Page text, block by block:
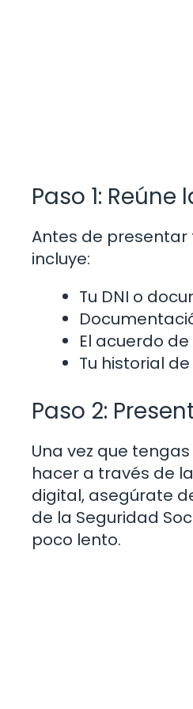
Paso 1:
Antes de presentar
incluye:
Tu DNI o
El acuerdo
Tu historial
Paso 2:
Una vez que
hacer a través de
digital, asegúrate
de la Seguridad
poco lento.